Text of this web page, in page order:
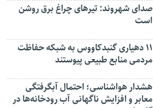
صدای شهروند: تیرهای چراغ برق روشن
است
۱۱ دهیاری گنبدکاووس به شبکه حفاظت
مردمی منابع طبیعی پیوستند
هشدار هواشناسی؛ احتمال آبگرفتگی
معابر و افزایش ناگهانی آب رودخانه‌ها در